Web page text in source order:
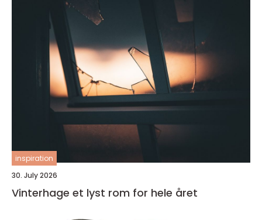
inspiration
30. July 2026
Vinterhage et lyst rom for hele året